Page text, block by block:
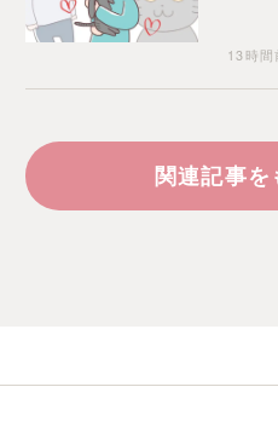
13時間
関連記事を